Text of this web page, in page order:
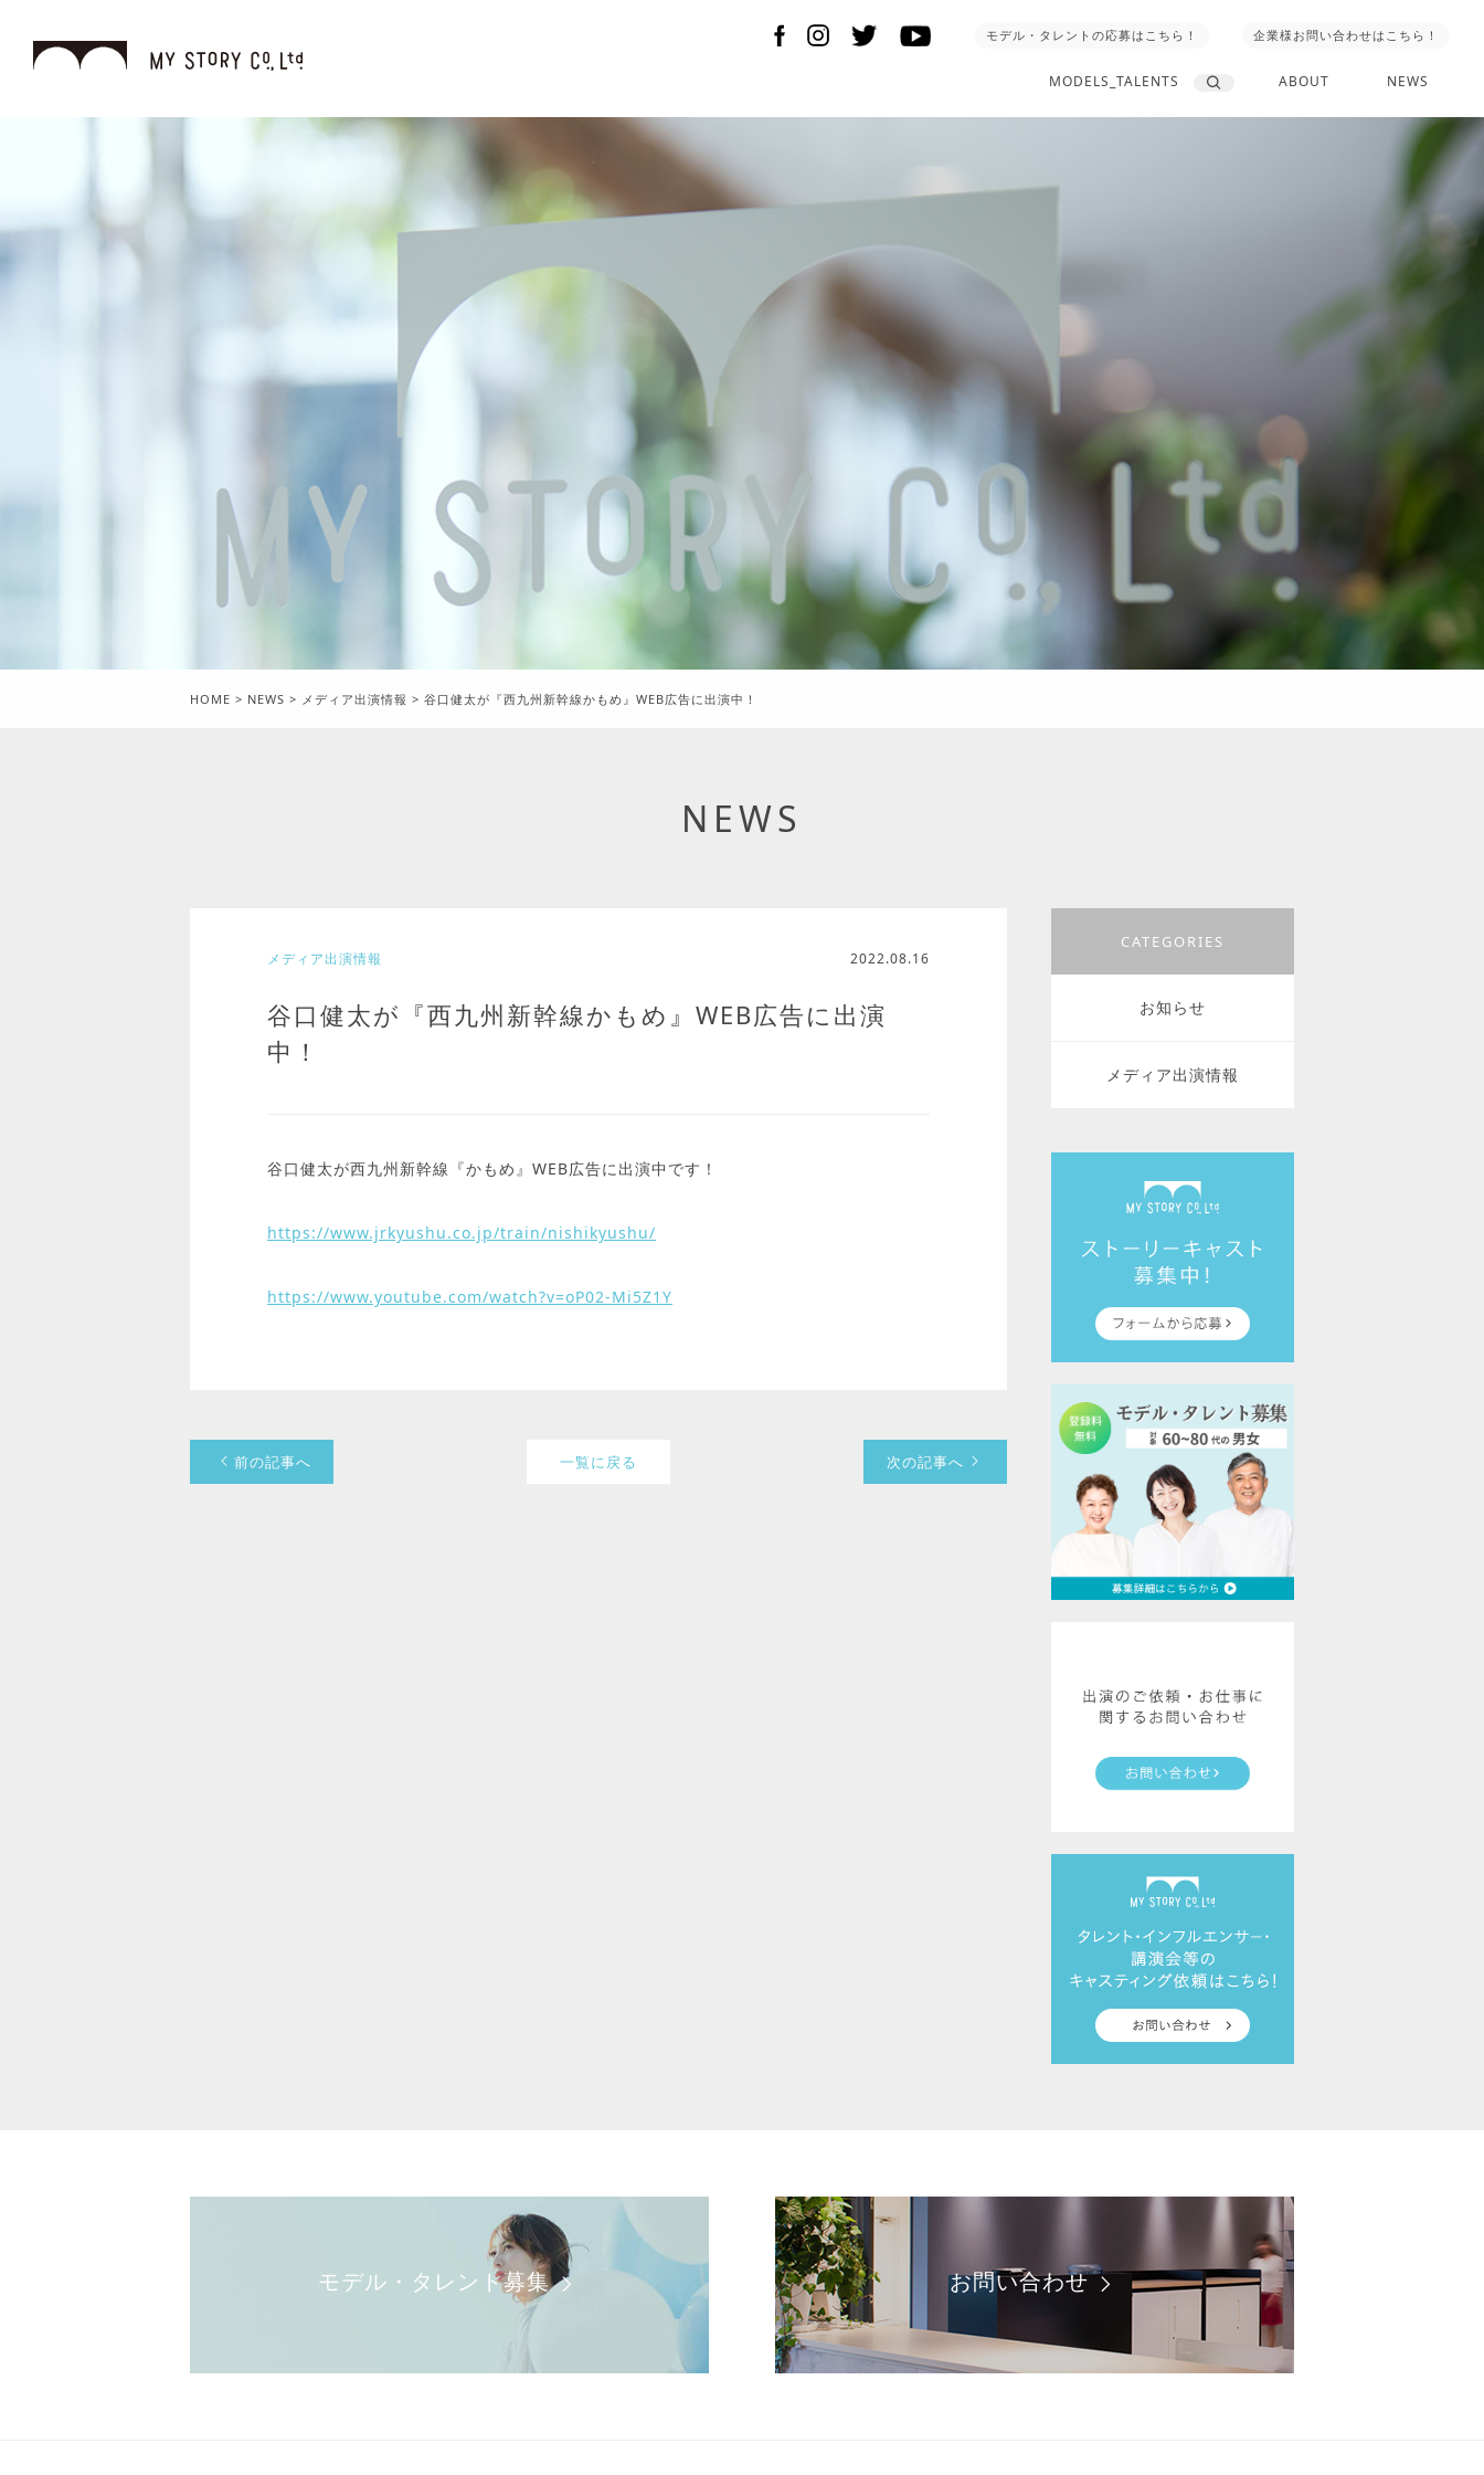
モデル・タレントの応募はこちら！ 企業様お問い合わせはこちら！
MODELS_TALENTS ABOUT NEWS
HOME > NEWS > メディア出演情報 > 谷口健太が『西九州新幹線かもめ』WEB広告に出演中！
NEWS
谷口健太が『西九州新幹線かもめ』WEB広告に出演
中！
メディア出演情報 2022.08.16
谷口健太が西九州新幹線『かもめ』WEB広告に出演中です！
https://www.jrkyushu.co.jp/train/nishikyushu/
https://www.youtube.com/watch?v=oP02-Mi5Z1Y
一覧に戻る
前の記事へ 次の記事へ
CATEGORIES
お知らせ
メディア出演情報
モデル・タレント募集 お問い合わせ